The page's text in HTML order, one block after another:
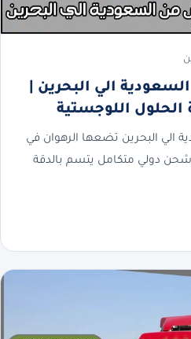
الي البحرين |
البحرين تضعها الرهوان في
دولي متكامل يتسم بالدقة